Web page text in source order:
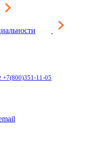
+7(800)351-11-05